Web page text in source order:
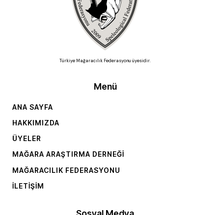
Türkiye Mağaracılık Federasyonu üyesidir.
Menü
ANA SAYFA
HAKKIMIZDA
ÜYELER
MAĞARA ARAŞTIRMA DERNEĞI
MAĞARACILIK FEDERASYONU
İLETIŞIM